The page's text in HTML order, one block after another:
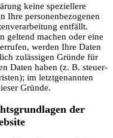
keine speziellere
Ihre personenbezogenen
entfällt.
geltend machen oder eine
werden Ihre Daten
zulässigen Gründe für
Daten haben (z. B. steuer-
im letztgenannten
Gründe.
der